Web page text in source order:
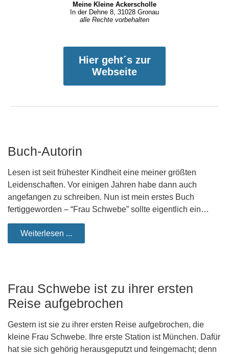
Meine Kleine Ackerscholle
In der Dehne 8, 31028 Gronau
alle Rechte vorbehalten
Hier geht´s zur
Webseite
Buch-Autorin
Lesen ist seit frühester Kindheit eine meiner größten
Leidenschaften. Vor einigen Jahren habe dann auch
angefangen zu schreiben. Nun ist mein erstes Buch
fertiggeworden – “Frau Schwebe” sollte eigentlich ein…
Weiterlesen ...
Frau Schwebe ist zu ihrer ersten
Reise aufgebrochen
Gestern ist sie zu ihrer ersten Reise aufgebrochen, die
kleine Frau Schwebe. Ihre erste Station ist München. Dafür
hat sie sich gehörig herausgeputzt und feingemacht; denn